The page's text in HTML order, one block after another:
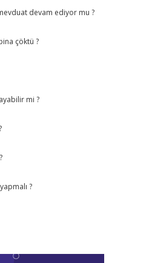
devam ediyor mu ?
çöktü ?
mi ?
?